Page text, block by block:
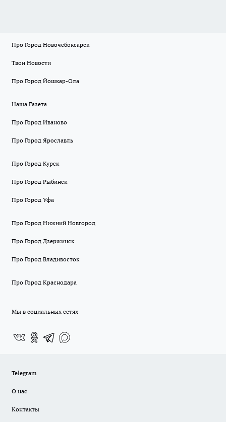
Про Город Новочебоксарск
Твои Новости
Про Город Йошкар-Ола
Наша Газета
Про Город Иваново
Про Город Ярославль
Про Город Курск
Про Город Рыбинск
Про Город Уфа
Про Город Нижний Новгород
Про Город Дзержинск
Про Город Владивосток
Про Город Краснодара
Мы в социальных сетях
Telegram
О нас
Контакты